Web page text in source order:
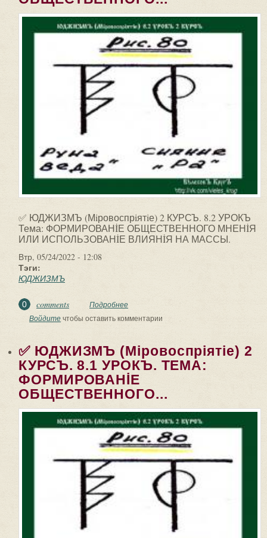
✅ ЮДЖИЗМЪ (Мiровоспрiятiе) 2 КУРСЪ. 8.2 УРОКЪ
Тема: ФОРМИРОВАНİЕ ОБЩЕСТВЕННОГО МНЕНİЯ
ИЛИ ИСПОЛЬЗОВАНİЕ ВЛИЯНİЯ НА МАССЫ.
Втр, 05/24/2022 - 12:08
Тэги:
ЮДЖИЗМЪ
0 comments Подробнее
КУРСЪ. 8.2 УРОКЪ. Тема:
Войдитечтобы оставить комментарии
✅ ЮДЖИЗМЪ (Мiровоспрiятiе) 2
КУРСЪ. 8.1 УРОКЪ. ТЕМА:
ФОРМИРОВАНİЕ
ОБЩЕСТВЕННОГО...